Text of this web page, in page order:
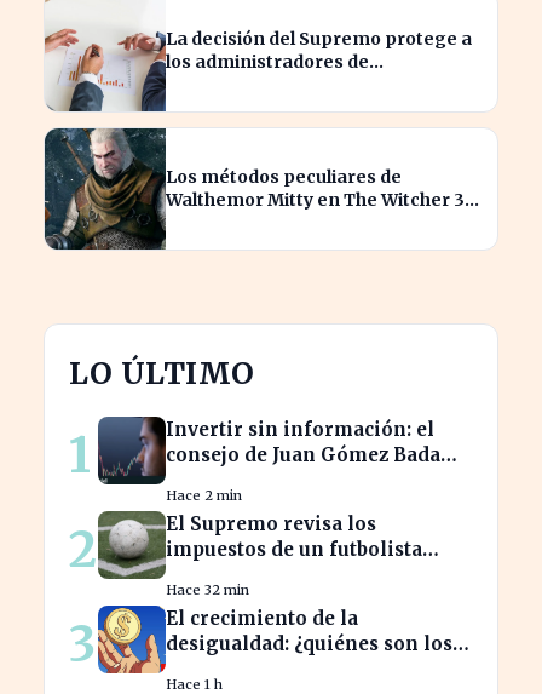
La decisión del Supremo protege a
los administradores de
Hacienda
Los métodos peculiares de
Walthemor Mitty en The Witcher 3
LO ÚLTIMO
1
Invertir sin información: el
consejo de Juan Gómez Bada
Hace 2 min
2
El Supremo revisa los
impuestos de un futbolista
patrimonio en España
Hace 32 min
3
El crecimiento de la
desigualdad: ¿quiénes son los
Hace 1 h